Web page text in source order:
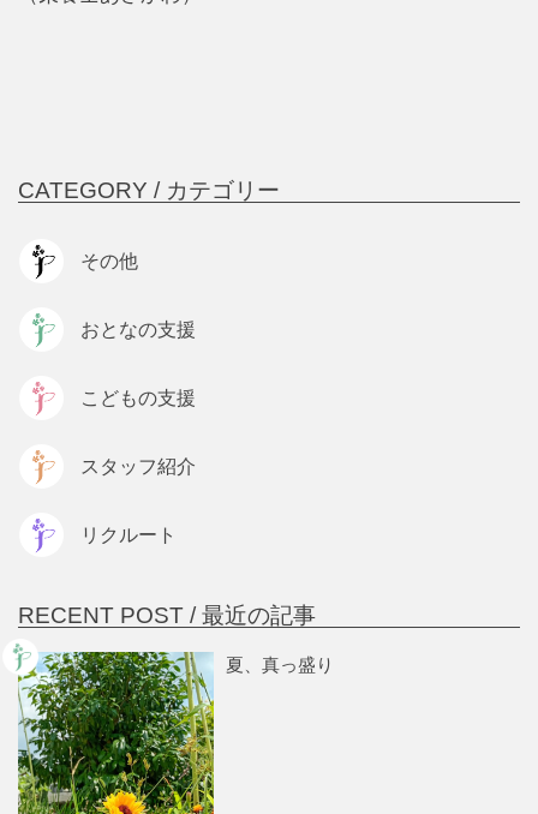
CATEGORY / カテゴリー
その他
おとなの支援
こどもの支援
スタッフ紹介
リクルート
RECENT POST /最近の記事
夏、真っ盛り